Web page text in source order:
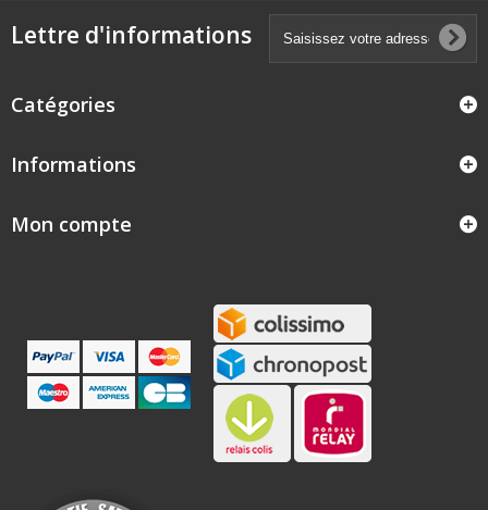
Lettre d'informations
Catégories
Informations
Mon compte